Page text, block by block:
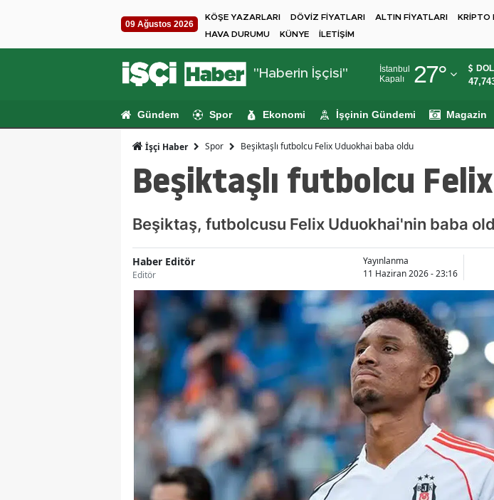
09 Ağustos 2026
KÖŞE YAZARLARI DÖVİZ FİYATLARI ALTIN FİYATLARI KRİPTO
HAVA DURUMU
KÜNYE İLETİŞİM
"Haberin İşçisi"
İstanbul
Kapalı
27°
Adıyaman
Ağrı
Ankara
Antalya
Artvin
Aydın
Balıkesir
Bilecik
Bingöl
Bitlis
Bolu
Burdur
Bursa
Gündem Spor Ekonomi İşçinin Gündemi Magazin
İşçi Haber Spor Beşiktaşlı futbolcu Felix Uduokhai baba oldu
Beşiktaşlı futbolcu
Beşiktaş, futbolcusu Felix Uduokhai'nin baba
Haber Editör
Editör
Yayınlanma
11 Haziran 2026 - 23:16